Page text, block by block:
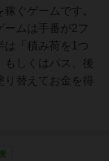
ぐゲームです。
ームは手番が2フ
は「積み荷を1つ
もしくはパス、後
替えてお金を得